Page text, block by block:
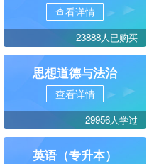
查看详情
23888人已购买
思想道德与法治
查看详情
29956人学过
英语（专升本）